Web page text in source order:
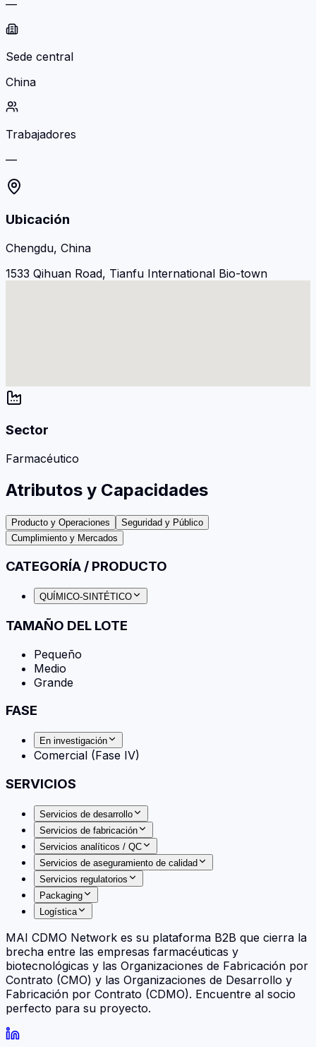
—
Sede central
China
Trabajadores
—
Ubicación
Chengdu, China
1533 Qihuan Road, Tianfu International Bio-town
Sector
Farmacéutico
Atributos y Capacidades
Producto y Operaciones
Seguridad y Público
Cumplimiento y Mercados
CATEGORÍA / PRODUCTO
QUÍMICO-SINTÉTICO
TAMAÑO DEL LOTE
Pequeño
Medio
Grande
FASE
En investigación
Comercial (Fase IV)
SERVICIOS
Servicios de desarrollo
Servicios de fabricación
Servicios analíticos / QC
Servicios de aseguramiento de calidad
Servicios regulatorios
Packaging
Logística
MAI CDMO Network es su plataforma B2B que cierra la
brecha entre las empresas farmacéuticas y
biotecnológicas y las Organizaciones de Fabricación por
Contrato (CMO) y las Organizaciones de Desarrollo y
Fabricación por Contrato (CDMO). Encuentre al socio
perfecto para su proyecto.